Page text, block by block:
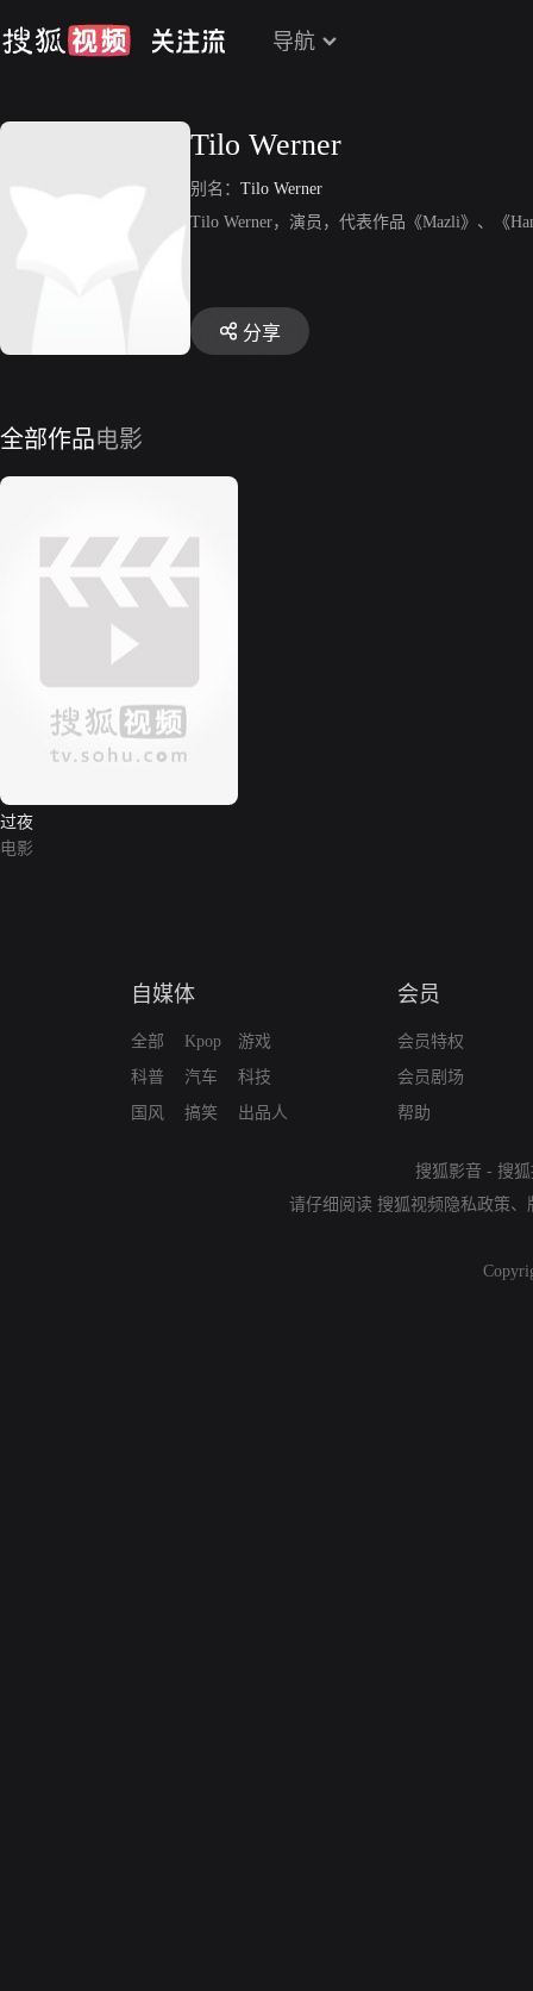
导航
Tilo Werner
别名： Tilo Werner
Tilo Werner，演员，代表作品《Mazli》、《
分享
全部作品电影
过夜
电影
自媒体
全部
科普
国风
Kpop
汽车
搞笑
游戏
科技
出品人
会员
会员特权
会员剧场
帮助
搜狐影音 - 搜
请仔细阅读 搜狐视频隐私政策、